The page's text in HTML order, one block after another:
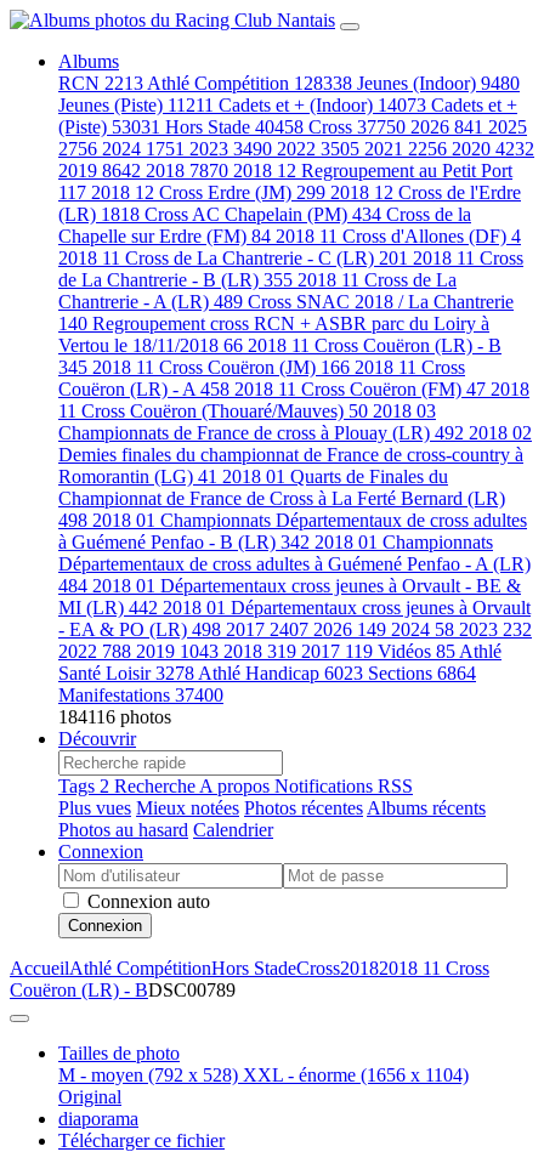
Albums
RCN 2213 Athlé Compétition 128338 Jeunes (Indoor) 9480
Jeunes (Piste) 11211 Cadets et + (Indoor) 14073 Cadets et +
(Piste) 53031 Hors Stade 40458 Cross 37750 2026 841 2025
2756 2024 1751 2023 3490 2022 3505 2021 2256 2020 4232
2019 8642 2018 7870 2018 12 Regroupement au Petit Port
117 2018 12 Cross Erdre (JM) 299 2018 12 Cross de l'Erdre
(LR) 1818 Cross AC Chapelain (PM) 434 Cross de la
Chapelle sur Erdre (FM) 84 2018 11 Cross d'Allones (DF) 4
2018 11 Cross de La Chantrerie - C (LR) 201 2018 11 Cross
de La Chantrerie - B (LR) 355 2018 11 Cross de La
Chantrerie - A (LR) 489 Cross SNAC 2018 / La Chantrerie
140 Regroupement cross RCN + ASBR parc du Loiry à
Vertou le 18/11/2018 66 2018 11 Cross Couëron (LR) - B
345 2018 11 Cross Couëron (JM) 166 2018 11 Cross
Couëron (LR) - A 458 2018 11 Cross Couëron (FM) 47 2018
11 Cross Couëron (Thouaré/Mauves) 50 2018 03
Championnats de France de cross à Plouay (LR) 492 2018 02
Demies finales du championnat de France de cross-country à
Romorantin (LG) 41 2018 01 Quarts de Finales du
Championnat de France de Cross à La Ferté Bernard (LR)
498 2018 01 Championnats Départementaux de cross adultes
à Guémené Penfao - B (LR) 342 2018 01 Championnats
Départementaux de cross adultes à Guémené Penfao - A (LR)
484 2018 01 Départementaux cross jeunes à Orvault - BE &
MI (LR) 442 2018 01 Départementaux cross jeunes à Orvault
- EA & PO (LR) 498 2017 2407 2026 149 2024 58 2023 232
2022 788 2019 1043 2018 319 2017 119 Vidéos 85 Athlé
Santé Loisir3278 Athlé Handicap 6023 Sections 6864
Manifestations 37400
184116 photos
Découvrir
Tags 2 Recherche A propos Notifications RSS
Plus vues Mieux notées Photos récentes Albums récents
Photos au hasard Calendrier
Connexion
Connexion auto
Connexion
AccueilAthlé CompétitionHors StadeCross20182018 11 Cross
Couëron (LR) - BDSC00789
Tailles de photo
M - moyen (792 x 528) XXL - énorme (1656 x 1104)
Original
diaporama
Télécharger ce fichier